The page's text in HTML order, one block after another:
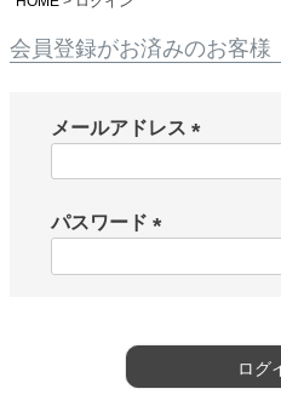
会員登録がお済みのお客様
メールアドレス
パスワード
)
ログ